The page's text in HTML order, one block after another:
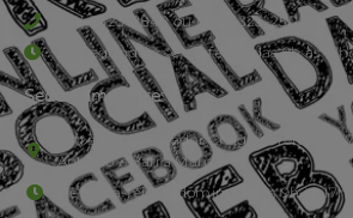
(24) 3323-2848 ou (24) 3323-2500
De segunda à sexta-feira , das 9h às 17h.
Sede Campestre:
Estrada Governador Chagas Freitas –
Antônio – Barra Mansa
De terça-feira a domingo, das 9h às 17h